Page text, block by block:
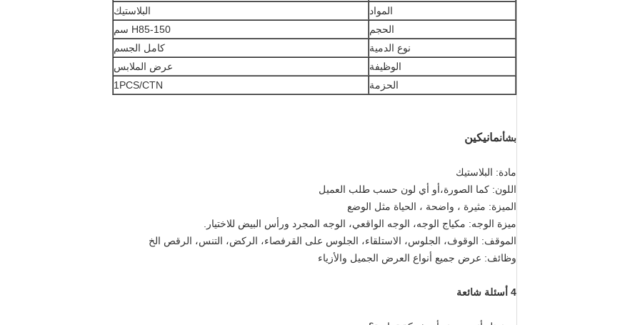
المواد
البلاستيك
الحجم
H85-150 سم
نوع الدمية
كامل الجسم
الوظيفة
عرض الملابس
الحزمة
1PCS/CTN
بشأنمانيكين
مادة: البلاستيك
اللون: كما الصورة،أو أي لون حسب طلب العميل
الميزة: مثيرة ، واضحة ، الحياة مثل الوضع
ميزة الوجه: مكياج الوجه، الوجه الواقعي، الوجه المجرد ورأس البيض للاختيار.
الموقف: الوقوف، الجلوس، الاستلقاء، الجلوس على القرفصاء، الركض، التنس، الرقص الخ
وظائف: عرض جميع أنواع العرض الجميل والأزياء
4 أسئلة شائعة